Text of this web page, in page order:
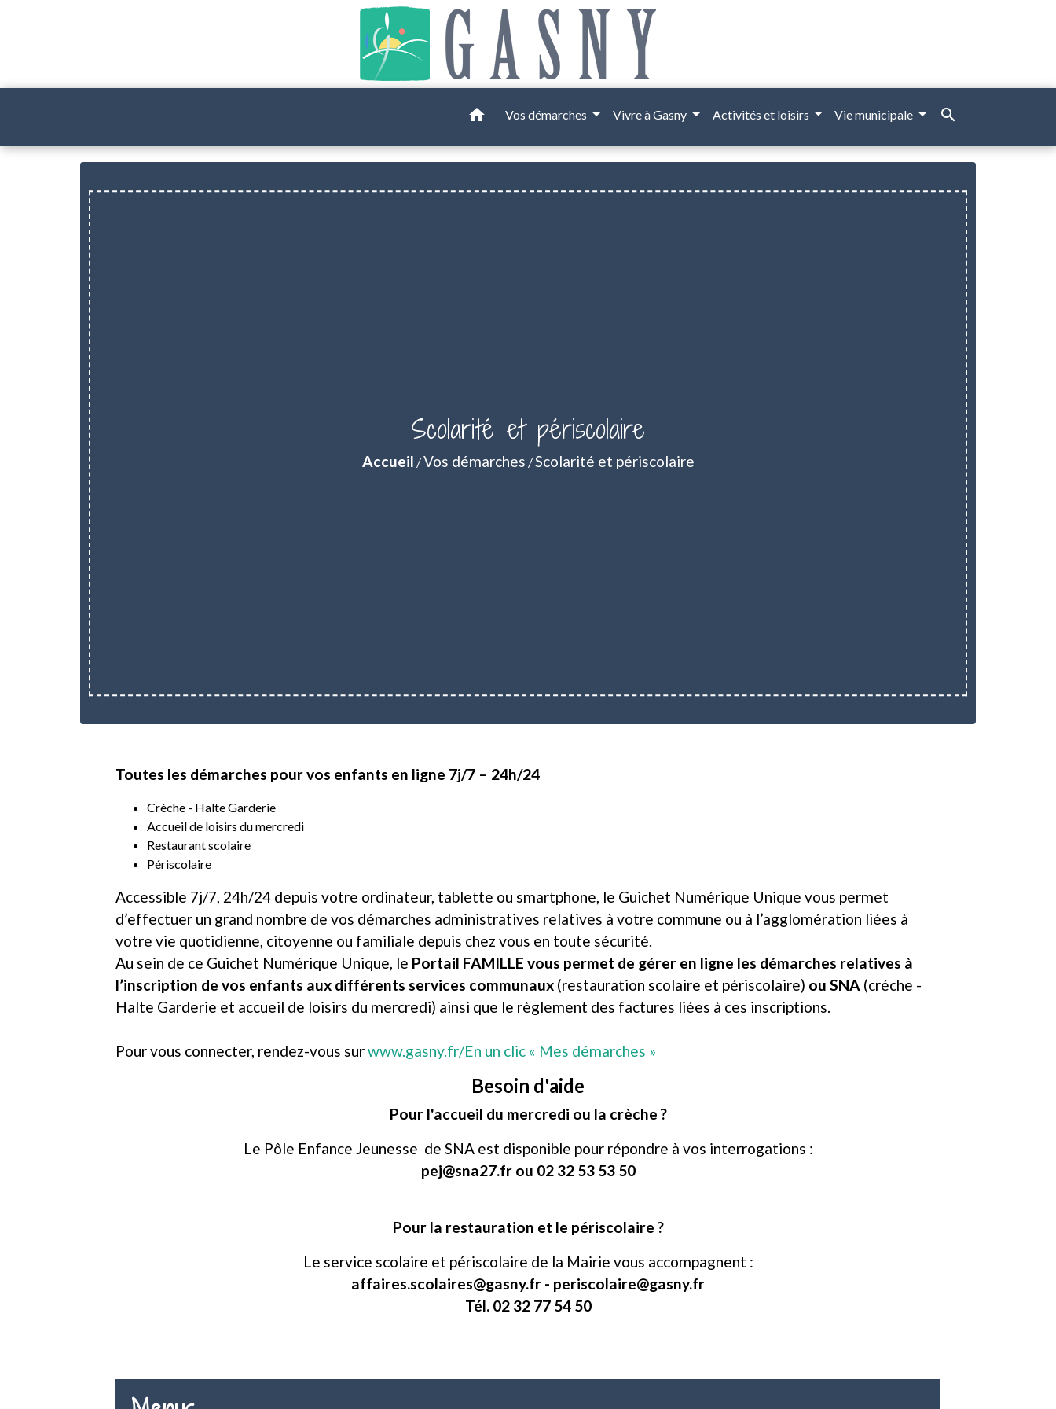
home Vos démarches Vivre à Gasny Activités et loisirs Vie municipale search
Scolarité et périscolaire
Accueil /Vos démarches /Scolarité et périscolaire
Toutes les démarches pour vos enfants en ligne 7j/7 – 24h/24
Crèche - Halte Garderie
Accueil de loisirs du mercredi
Restaurant scolaire
Périscolaire
Accessible 7j/7, 24h/24 depuis votre ordinateur, tablette ou smartphone, le Guichet Numérique Unique vous permet
d’effectuer un grand nombre de vos démarches administratives relatives à votre commune ou à l’agglomération liées à
votre vie quotidienne, citoyenne ou familiale depuis chez vous en toute sécurité.
Au sein de ce Guichet Numérique Unique, le Portail FAMILLE vous permet de gérer en ligne les démarches relatives à
l’inscription de vos enfants aux différents services communaux (restauration scolaire et périscolaire) ou SNA (créche -
Halte Garderie et accueil de loisirs du mercredi) ainsi que le règlement des factures liées à ces inscriptions.
Pour vous connecter, rendez-vous surwww.gasny.fr/En un clic « Mes démarches »
Besoin d'aide
Pour l'accueil du mercredi ou la crèche ?
Le Pôle Enfance Jeunesse de SNA est disponible pour répondre à vos interrogations :
pej@sna27.fr ou 02 32 53 53 50
Pour la restauration et le périscolaire ?
Le service scolaire et périscolaire de la Mairie vous accompagnent :
affaires.scolaires@gasny.fr - periscolaire@gasny.fr
Tél. 02 32 77 54 50